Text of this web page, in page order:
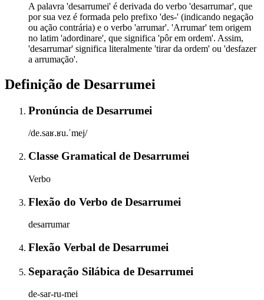
A palavra 'desarrumei' é derivada do verbo 'desarrumar', que
por sua vez é formada pelo prefixo 'des-' (indicando negação
ou ação contrária) e o verbo 'arrumar'. 'Arrumar' tem origem
no latim 'adordinare', que significa 'pôr em ordem'. Assim,
'desarrumar' significa literalmente 'tirar da ordem' ou 'desfazer
a arrumação'.
Definição de Desarrumei
Pronúncia de Desarrumei
/de.saʁ.ʁu.ˈmej/
Classe Gramatical de Desarrumei
Verbo
Flexão do Verbo de Desarrumei
desarrumar
Flexão Verbal de Desarrumei
Separação Silábica de Desarrumei
de-sar-ru-mei